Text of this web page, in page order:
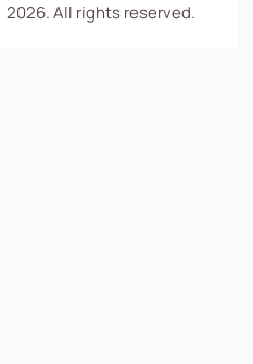
2026. All rights reserved.